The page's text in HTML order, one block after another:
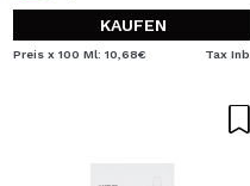
KAUFEN
Preis x 100 Ml: 10,68€ Tax Inb.